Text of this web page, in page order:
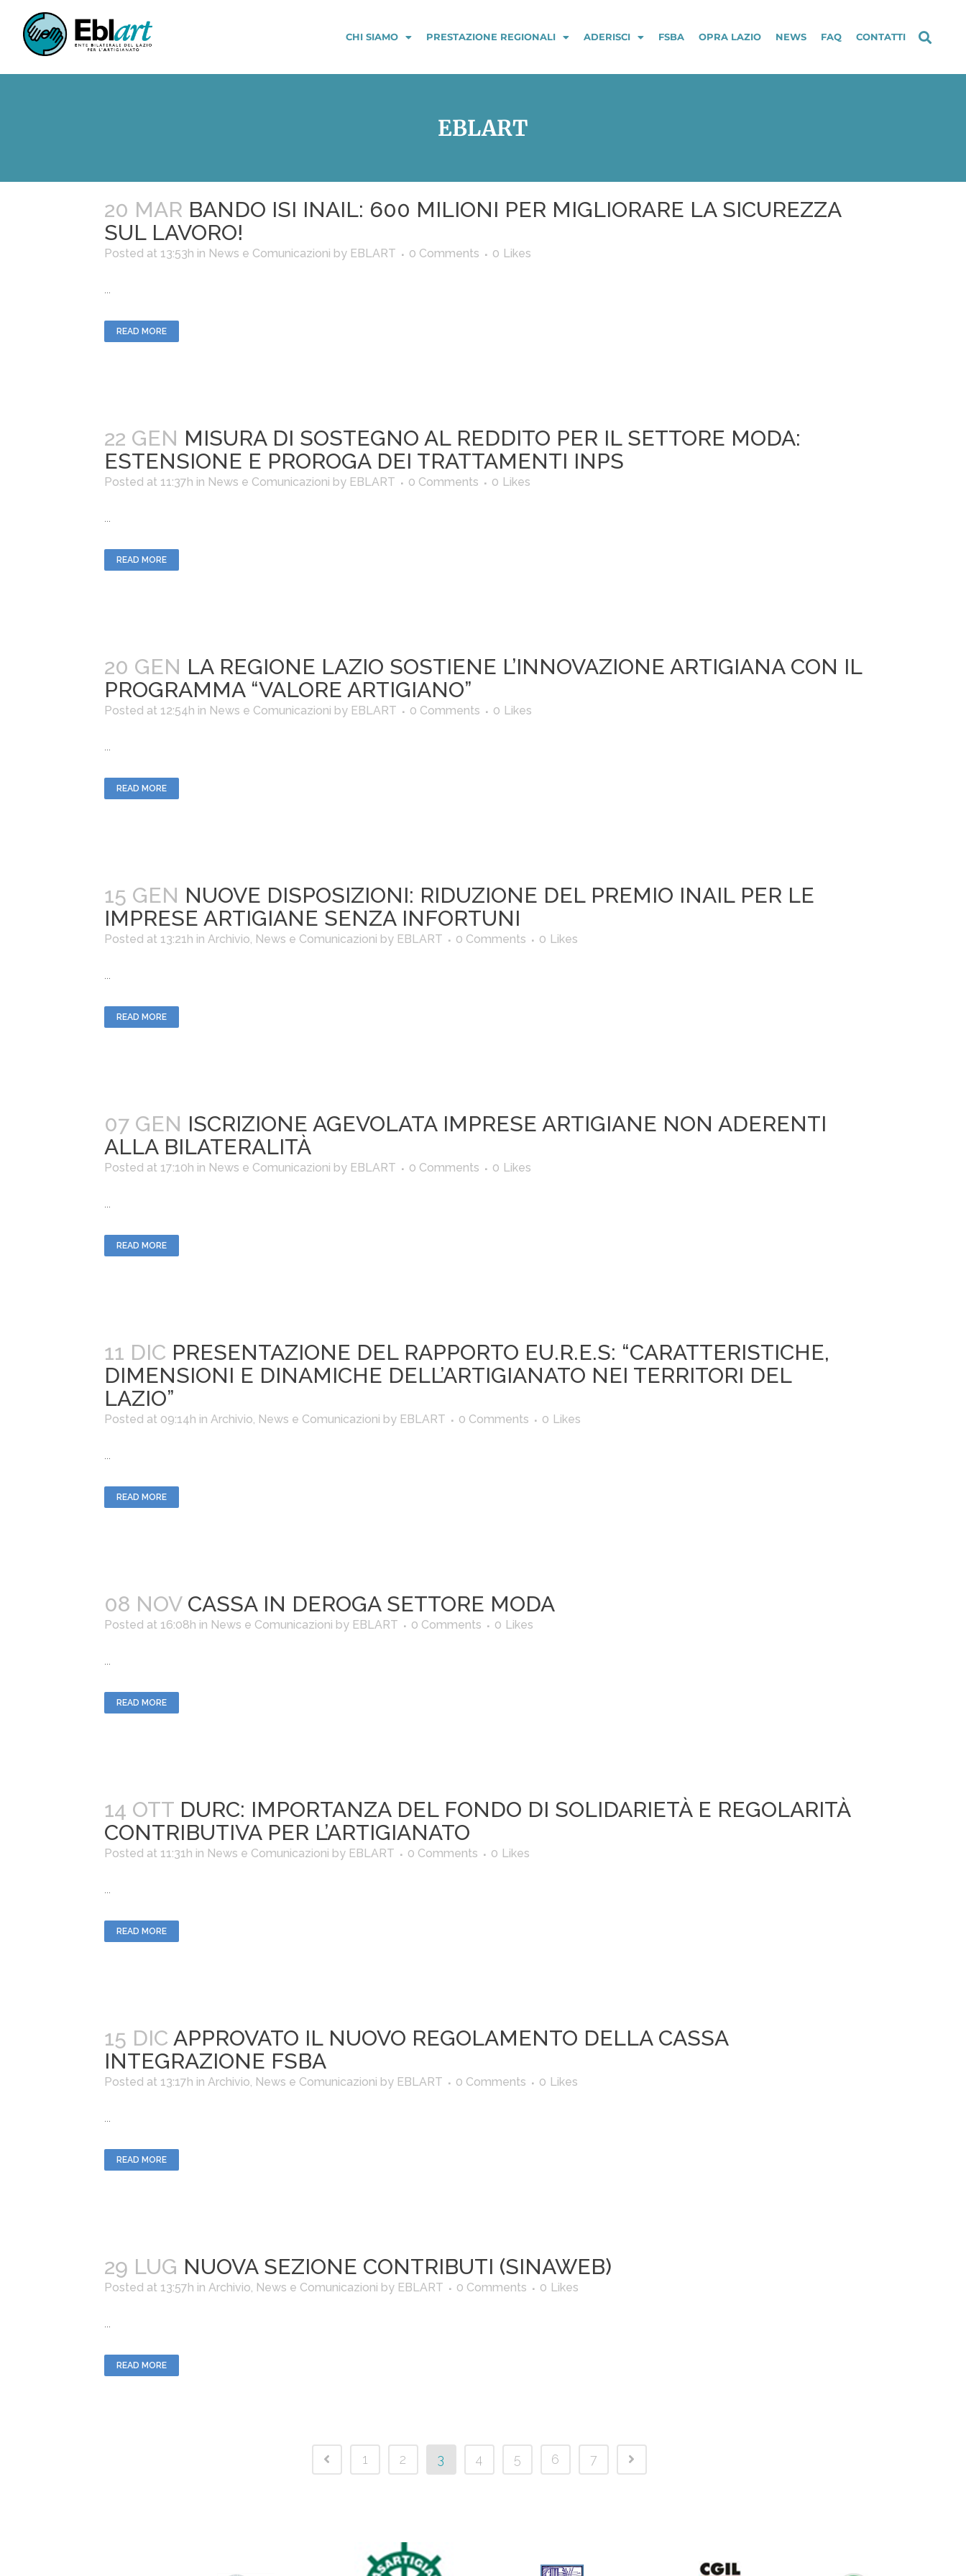
CHI SIAMO PRESTAZIONE REGIONALI ADERISCI FSBA OPRA LAZIO NEWS FAQ CONTATTI
EBLART
20 MAR BANDO ISI INAIL: 600 MILIONI PER MIGLIORARE LA SICUREZZA
SUL LAVORO!
Posted at 13:53h in News e Comunicazioni by EBLART 0 Comments 0 Likes
...
READ MORE
22 GEN MISURA DI SOSTEGNO AL REDDITO PER IL SETTORE MODA:
ESTENSIONE E PROROGA DEI TRATTAMENTI INPS
Posted at 11:37h in News e Comunicazioni by EBLART 0 Comments 0 Likes
...
READ MORE
20 GEN LA REGIONE LAZIO SOSTIENE L’INNOVAZIONE ARTIGIANA CON IL
PROGRAMMA “VALORE ARTIGIANO”
Posted at 12:54h in News e Comunicazioni by EBLART 0 Comments 0 Likes
...
READ MORE
15 GEN NUOVE DISPOSIZIONI: RIDUZIONE DEL PREMIO INAIL PER LE
IMPRESE ARTIGIANE SENZA INFORTUNI
Posted at 13:21h in Archivio, News e Comunicazioni by EBLART 0 Comments 0 Likes
...
READ MORE
07 GEN ISCRIZIONE AGEVOLATA IMPRESE ARTIGIANE NON ADERENTI
ALLA BILATERALITÀ
Posted at 17:10h in News e Comunicazioni by EBLART 0 Comments 0 Likes
...
READ MORE
11 DIC PRESENTAZIONE DEL RAPPORTO EU.R.E.S: “CARATTERISTICHE,
DIMENSIONI E DINAMICHE DELL’ARTIGIANATO NEI TERRITORI DEL
LAZIO”
Posted at 09:14h in Archivio, News e Comunicazioni by EBLART 0 Comments 0 Likes
...
READ MORE
08 NOV CASSA IN DEROGA SETTORE MODA
Posted at 16:08h in News e Comunicazioni by EBLART 0 Comments 0 Likes
...
READ MORE
14 OTT DURC: IMPORTANZA DEL FONDO DI SOLIDARIETÀ E REGOLARITÀ
CONTRIBUTIVA PER L’ARTIGIANATO
Posted at 11:31h in News e Comunicazioni by EBLART 0 Comments 0 Likes
...
READ MORE
15 DIC APPROVATO IL NUOVO REGOLAMENTO DELLA CASSA
INTEGRAZIONE FSBA
Posted at 13:17h in Archivio, News e Comunicazioni by EBLART 0 Comments 0 Likes
...
READ MORE
29 LUG NUOVA SEZIONE CONTRIBUTI (SINAWEB)
Posted at 13:57h in Archivio, News e Comunicazioni by EBLART 0 Comments 0 Likes
...
READ MORE
1 2 3 4 5 6 7